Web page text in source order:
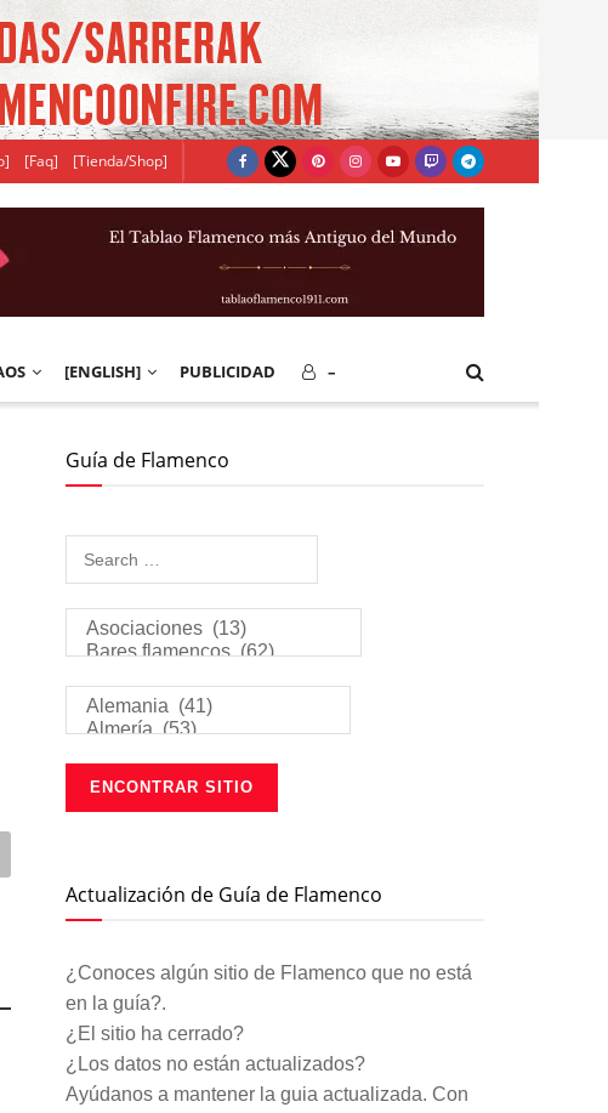
[Faq] [Tienda/Shop]
[ENGLISH] PUBLICIDAD –
Guía de Flamenco
Actualización de Guía de Flamenco
¿Conoces algún sitio de Flamenco que no está
en la guía?.
¿El sitio ha cerrado?
¿Los datos no están actualizados?
Ayúdanos a mantener la guia actualizada. Con